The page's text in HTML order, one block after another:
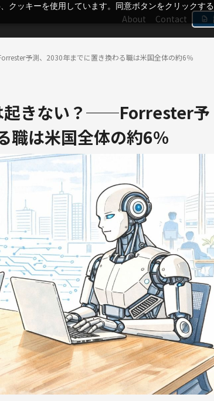
クッキーを使用しています。同意ボタンをクリックす
About Contact
予測、2030年までに置き換わる職は米国全体の約6％
起きない？──Forrester予
職は米国全体の約6％